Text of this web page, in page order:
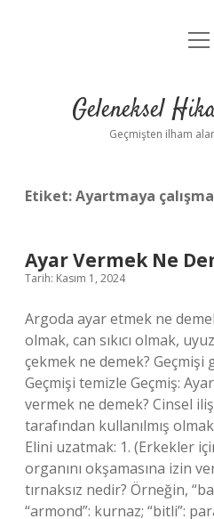
Yasal
Geleneksel
Geçmişten ilham
Etiket:Ayartmaya
Ayar Vermek Ne
Tarih: Kasım 1, 2024
Argoda ayar etmek ne
olmak, can sıkıcı olmak,
çekmek ne demek? Geçmişi
Geçmişi temizle Geçmiş:
vermek ne demek? Cinsel
tarafından kullanılmış
Elini uzatmak: 1. (Erkekler
organını okşamasına izin
tırnaksız nedir? Örneğin,
“armond”: kurnaz; “bitli”: